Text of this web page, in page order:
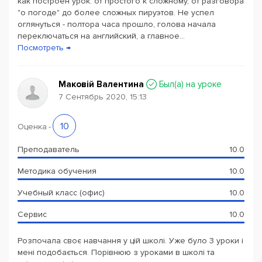
"о погоде" до более сложных пируэтов. Не успел
оглянуться - полтора часа прошло, голова начала
переключаться на английский, а главное...
Посмотреть →
Маковій Валентина Был(a) на уроке
7 Сентябрь 2020, 15:13
Оценка - 10
Преподаватель 10.0
Методика обучения 10.0
Учебный класс (офис) 10.0
Сервис 10.0
Розпочала своє навчання у цій школі. Уже було 3 уроки і
мені подобається. Порівнюю з уроками в школі та